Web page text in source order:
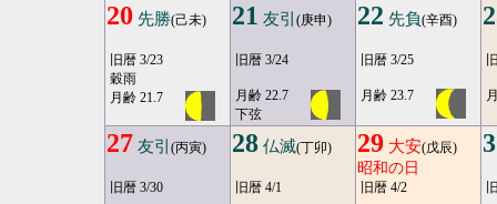
20 先勝(己未)
旧暦 3/23
穀雨
月齢 21.7
21 友引 (庚申)
旧暦 3/24
月齢 22.7
下弦
22 先負(辛酉)
旧暦 3/25
月齢 23.7
27 友引 (丙寅)
旧暦 3/30
28 仏滅(丁卯)
旧暦 4/1
29 大安(戊辰)
昭和の日
旧暦 4/2